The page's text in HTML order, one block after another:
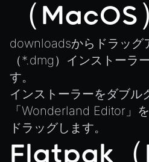
（MacOS
downloadsからドラッグ
（*.dmg）インストーラ
す。
インストーラーをダブル
「Wonderland Editor」
ドラッグします。
Flatpak（
PipelineManager
Resource
ResourceManager
Scene
SceneResource